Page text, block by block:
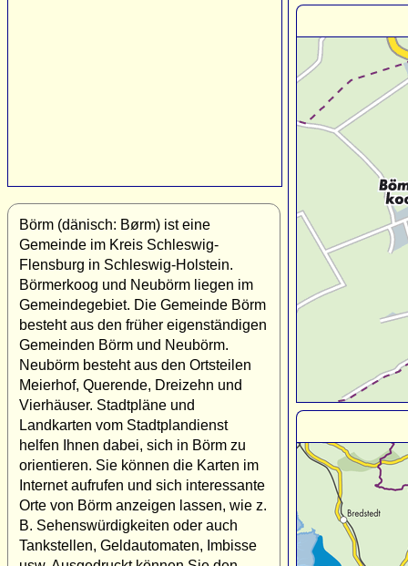
Börm (dänisch: Børm) ist eine
Gemeinde im Kreis Schleswig-
Flensburg in Schleswig-Holstein.
Börmerkoog und Neubörm liegen im
Gemeindegebiet. Die Gemeinde Börm
besteht aus den früher eigenständigen
Gemeinden Börm und Neubörm.
Neubörm besteht aus den Ortsteilen
Meierhof, Querende, Dreizehn und
Vierhäuser. Stadtpläne und
Landkarten vom Stadtplandienst
helfen Ihnen dabei, sich in Börm zu
orientieren. Sie können die Karten im
Internet aufrufen und sich interessante
Orte von Börm anzeigen lassen, wie z.
B. Sehenswürdigkeiten oder auch
Tankstellen, Geldautomaten, Imbisse